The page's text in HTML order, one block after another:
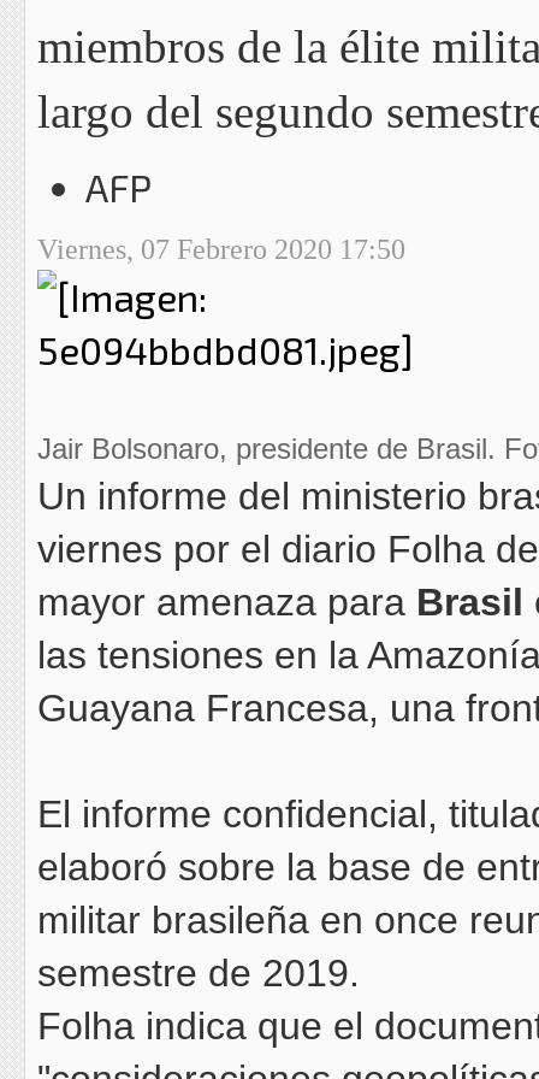
miembros de la élite
largo del segundo
AFP
Viernes, 07 Febrero 2020 17:50
Jair Bolsonaro, presidente de Brasil.
Un informe del ministerio
viernes por el diario Folha
mayor amenaza para Brasil
las tensiones en la
Guayana Francesa, una
El informe confidencial,
elaboró sobre la base de
militar brasileña en once
semestre de 2019.
Folha indica que el